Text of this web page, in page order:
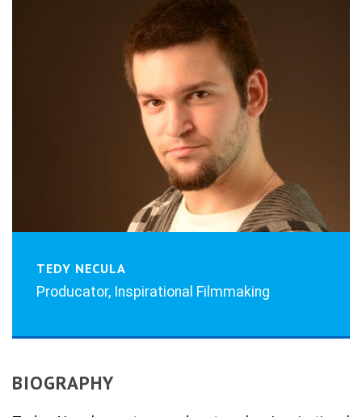
TEDY NECULA
Producator, Inspirational Filmmaking
BIOGRAPHY